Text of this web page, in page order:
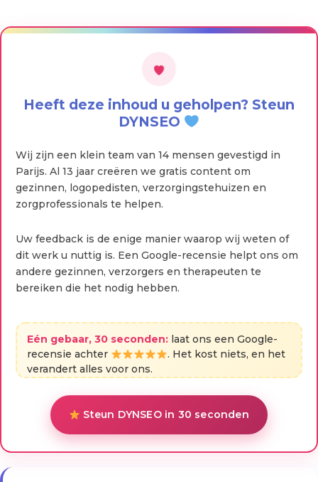
Heeft deze inhoud u geholpen? Steun
DYNSEO
Wij zijn een klein team van 14 mensen gevestigd in
Parijs. Al 13 jaar creëren we gratis content om
gezinnen, logopedisten, verzorgingstehuizen en
zorgprofessionals te helpen.
Uw feedback is de enige manier waarop wij weten of
dit werk u nuttig is. Een Google-recensie helpt ons om
andere gezinnen, verzorgers en therapeuten te
bereiken die het nodig hebben.
Eén gebaar, 30 seconden: laat ons een Google-
recensie achter
. Het kost niets, en het
verandert alles voor ons.
Steun DYNSEO in 30 seconden